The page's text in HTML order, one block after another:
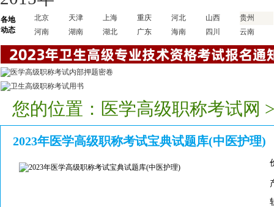
各地
动态
北京 天津 上海 重庆 河北 山西
贵州
河南
湖南 湖北 广东 海南 四川 云南
您的位置： 医学高级职称考试网
2023年医学高级职称考试宝典试题库(中医护理)